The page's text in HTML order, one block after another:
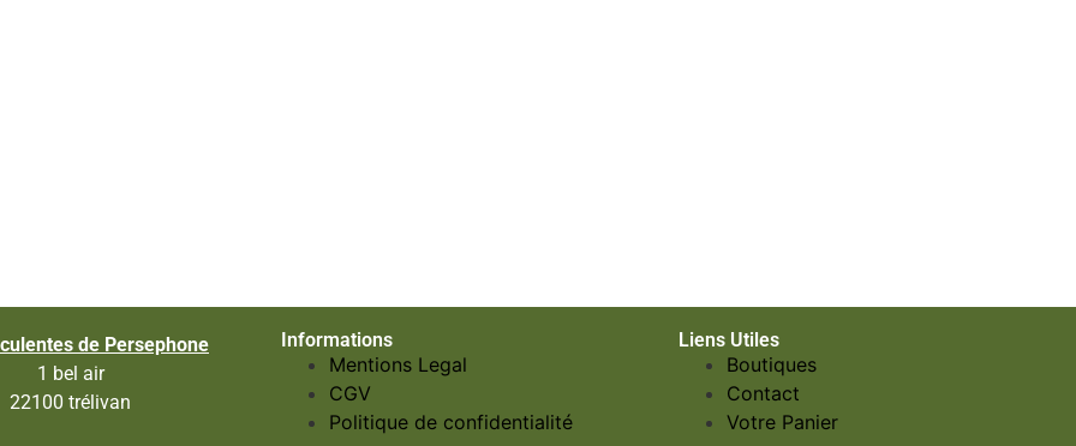
de Persephone
1 bel air
22100 trélivan
Informations
Mentions Legal
CGV
Politique de confidentialité
Liens Utiles
Boutiques
Contact
Votre Panier